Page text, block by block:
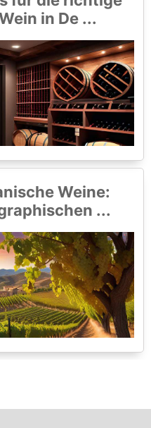
in De ...
Weine:
...